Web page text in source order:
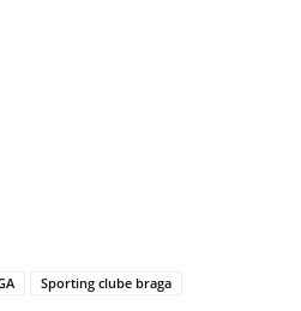
Sporting clube braga